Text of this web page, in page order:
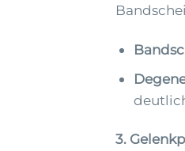
3.